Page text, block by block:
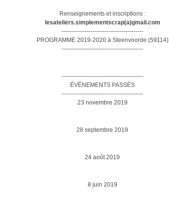
Renseignements et inscriptions :
lesateliers.simplementscrap(a)gmail.com
------------------------------------------
PROGRAMME 2019-2020 à Steenvoorde (59114)
------------------------------------------
------------------------------------------
ÉVÉNEMENTS PASSÉS
------------------------------------------
23 novembre 2019
28 septembre 2019
24 août 2019
8 juin 2019